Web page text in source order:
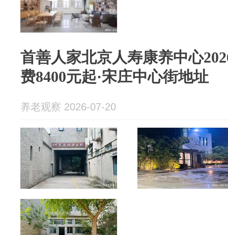
首善人家北京人寿康养中心
费8400元起·宋庄中心街地址
养老观察 2026-07-20